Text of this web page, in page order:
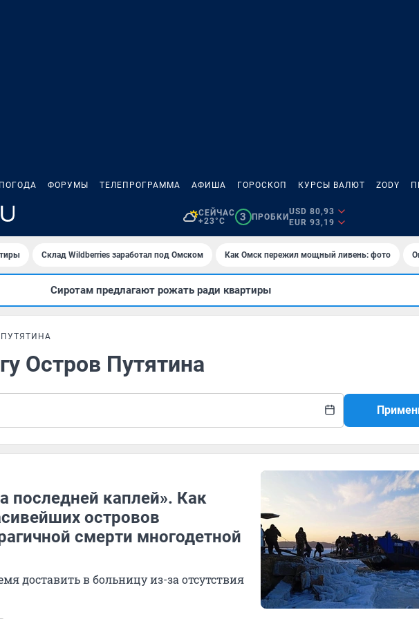
ПОГОДА ФОРУМЫ ТЕЛЕПРОГРАММА АФИША ГОРОСКОП КУРСЫ ВАЛЮТ ZODY
СЕЙЧАС
+23°C
3 ПРОБКИ
USD 80,93
EUR 93,19
Склад Wildberries заработал под Омском Как Омск пережил мощный ливень: фото
Сиротам предлагают рожать ради квартиры
Остров Путятина
последней каплей». Как
островов
смерти многодетной
доставить в больницу из-за отсутствия